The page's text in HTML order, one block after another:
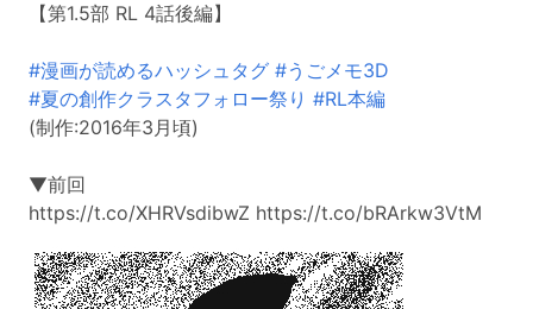
【第1.5部 RL 4話後編】
#漫画が読めるハッシュタグ #うごメモ3D
#夏の創作クラスタフォロー祭り #RL本編
(制作:2016年3月頃)
▼前回
https://t.co/XHRVsdibwZ https://t.co/bRArkw3VtM